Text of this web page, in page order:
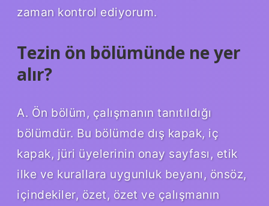
zaman kontrol ediyorum.
Tezin ön bölümünde ne yer
alır?
A. Ön bölüm, çalışmanın tanıtıldığı
bölümdür. Bu bölümde dış kapak, iç
kapak, jüri üyelerinin onay sayfası, etik
ilke ve kurallara uygunluk beyanı, önsöz,
içindekiler, özet, özet ve çalışmanın